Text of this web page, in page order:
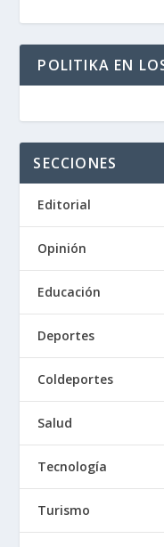
POLITIKA EN
SECCIONES
Editorial
Opinión
Educación
Deportes
Coldeportes
Salud
Tecnología
Turismo